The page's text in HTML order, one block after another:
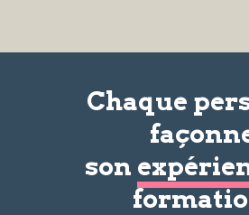
Chaque
son